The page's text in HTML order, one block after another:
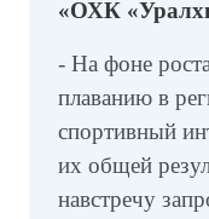
«ОХК
- На фоне
плаванию в
спортивный
их общей
навстречу